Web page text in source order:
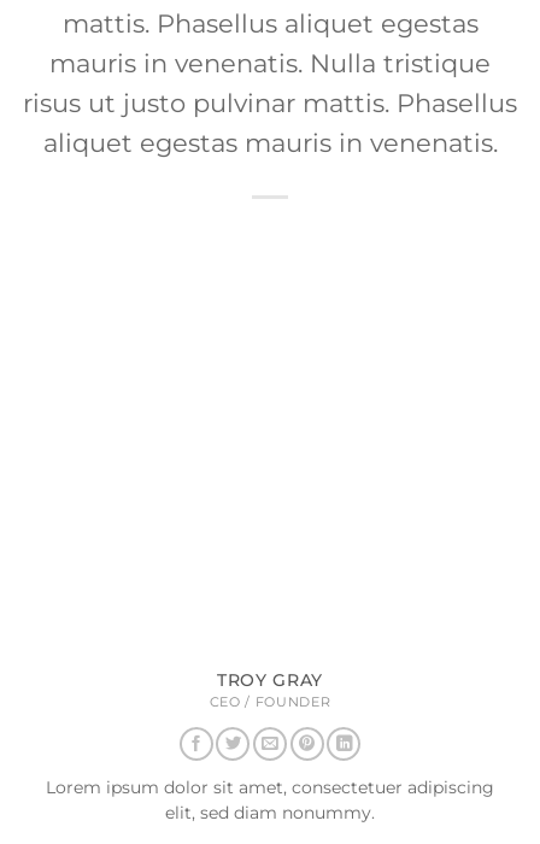
mattis. Phasellus aliquet egestas
mauris in venenatis. Nulla tristique
risus ut justo pulvinar mattis. Phasellus
aliquet egestas mauris in venenatis.
TROY GRAY
CEO / FOUNDER
Lorem ipsum dolor sit amet, consectetuer adipiscing
elit, sed diam nonummy.